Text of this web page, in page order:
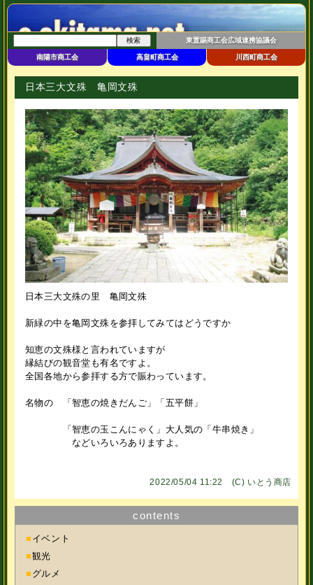
南陽市商工会 高畠町商工会 川西町商工会
東置賜商工会広域連携協議会
日本三大文殊 亀岡文殊
日本三大文殊の里 亀岡文殊
新緑の中を亀岡文殊を参拝してみてはどうですか
知恵の文殊様と言われていますが
縁結びの観音堂も有名ですよ。
全国各地から参拝する方で賑わっています。
名物の 「智恵の焼きだんご」「五平餅」
「智恵の玉こんにゃく」大人気の「牛串焼き」
などいろいろありますよ。
2022/05/04 11:22 (C) いとう商店
contents
■ イベント
■観光
■ グルメ